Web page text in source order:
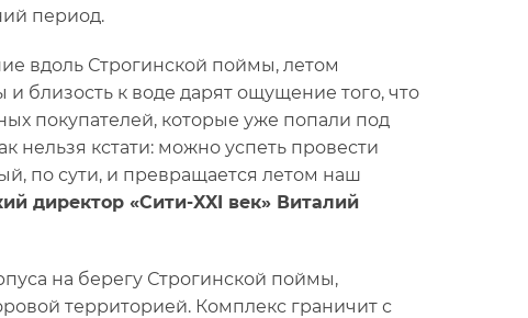
период.
вдоль Строгинской поймы, летом
близость к воде дарят ощущение того, что
покупателей, которые уже попали под
нельзя кстати: можно успеть провести
по сути, и превращается летом наш
директор «Сити-XXI век» Виталий
на берегу Строгинской поймы,
территорией. Комплекс граничит с